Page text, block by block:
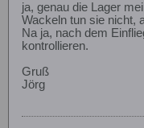
ja, genau die Lager
Wackeln tun sie nicht,
Na ja, nach dem
kontrollieren.
Gruß
Jörg